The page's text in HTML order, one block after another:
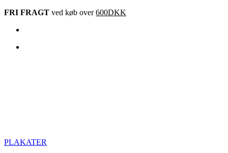
Videre
indhold
FRI FRAGT ved køb over600DKK
PLAKATER